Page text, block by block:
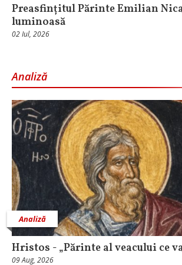
Preasfințitul Părinte Emilian
luminoasă
02 Iul, 2026
Analiză
Analiză
Hristos - „Părinte al veacului ce
09 Aug, 2026